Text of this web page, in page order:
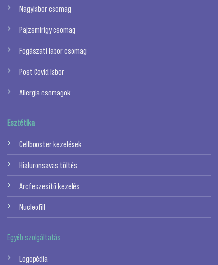
Nagylabor csomag
Pajzsmirigy csomag
Fogászati labor csomag
Post Covid labor
Allergia csomagok
Esztétika
Cellbooster kezelések
Hialuronsavas töltés
Arcfeszesítő kezelés
Nucleofill
Egyéb szolgáltatás
Logopédia